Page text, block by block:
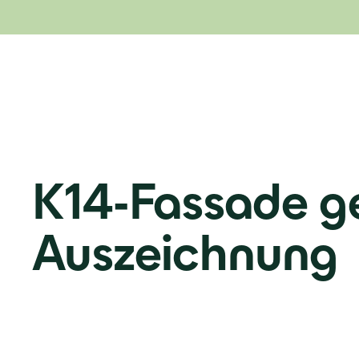
K14-Fassade
Auszeichnung